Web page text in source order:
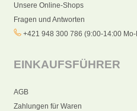
Unsere Online-Shops
Fragen und Antworten
+421 948 300 786 (9:00-14:00 Mo-
EINKAUFSFÜHRER
AGB
Zahlungen für Waren